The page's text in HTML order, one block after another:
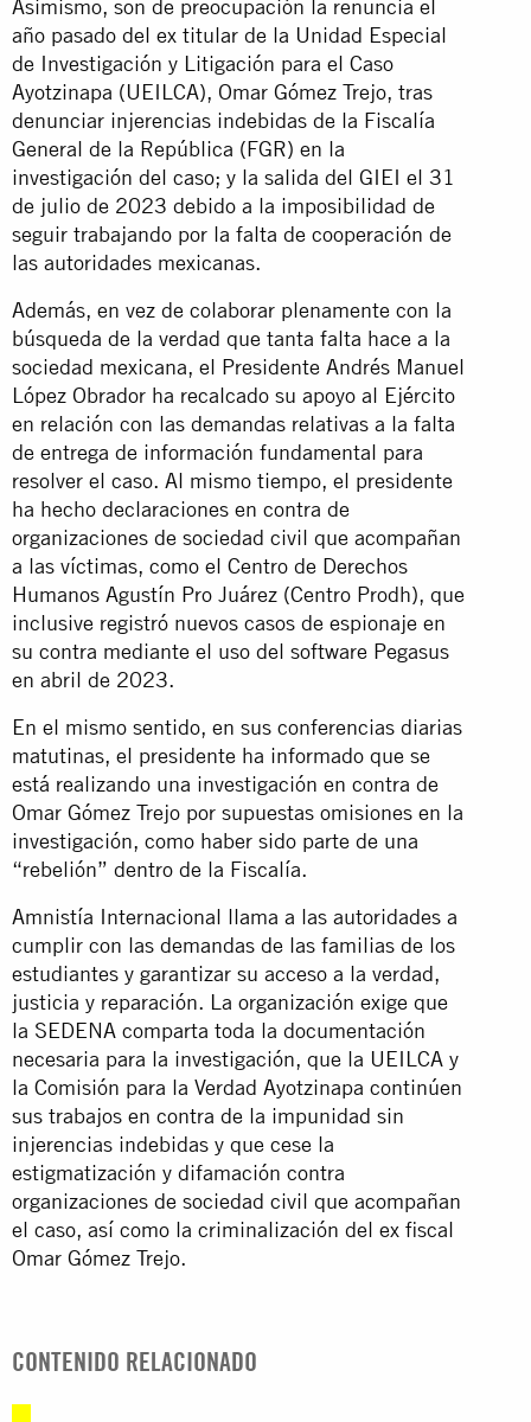
Asimismo, son de preocupación la renuncia el
año pasado del ex titular de la Unidad Especial
de Investigación y Litigación para el Caso
Ayotzinapa (UEILCA), Omar Gómez Trejo, tras
denunciar injerencias indebidas de la Fiscalía
General de la República (FGR) en la
investigación del caso; y la salida del GIEI el 31
de julio de 2023 debido a la imposibilidad de
seguir trabajando por la falta de cooperación de
las autoridades mexicanas.
Además, en vez de colaborar plenamente con la
búsqueda de la verdad que tanta falta hace a la
sociedad mexicana, el Presidente Andrés Manuel
López Obrador ha recalcado su apoyo al Ejército
en relación con las demandas relativas a la falta
de entrega de información fundamental para
resolver el caso. Al mismo tiempo, el presidente
ha hecho declaraciones en contra de
organizaciones de sociedad civil que acompañan
a las víctimas, como el Centro de Derechos
Humanos Agustín Pro Juárez (Centro Prodh), que
inclusive registró nuevos casos de espionaje en
su contra mediante el uso del software Pegasus
en abril de 2023.
En el mismo sentido, en sus conferencias diarias
matutinas, el presidente ha informado que se
está realizando una investigación en contra de
Omar Gómez Trejo por supuestas omisiones en la
investigación, como haber sido parte de una
“rebelión” dentro de la Fiscalía.
Amnistía Internacional llama a las autoridades a
cumplir con las demandas de las familias de los
estudiantes y garantizar su acceso a la verdad,
justicia y reparación. La organización exige que
la SEDENA comparta toda la documentación
necesaria para la investigación, que la UEILCA y
la Comisión para la Verdad Ayotzinapa continúen
sus trabajos en contra de la impunidad sin
injerencias indebidas y que cese la
estigmatización y difamación contra
organizaciones de sociedad civil que acompañan
el caso, así como la criminalización del ex fiscal
Omar Gómez Trejo.
CONTENIDO RELACIONADO